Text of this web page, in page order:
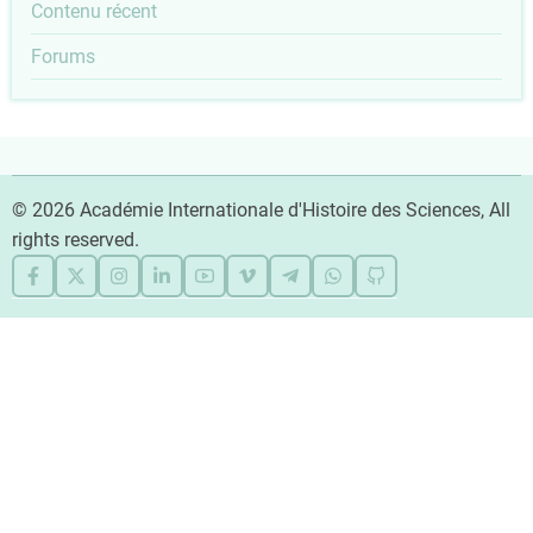
menu
Outils
Contenu récent
Forums
© 2026 Académie Internationale d'Histoire des Sciences, All
rights reserved.